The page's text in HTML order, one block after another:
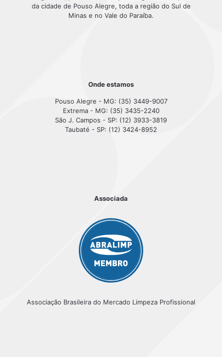
da cidade de Pouso Alegre, toda a região do Sul de
Minas e no Vale do Paraíba.
Onde estamos
Pouso Alegre - MG: (35) 3449-9007
Extrema - MG: (35) 3435-2240
São J. Campos - SP: (12) 3933-3819
Taubaté - SP: (12) 3424-8952
Associada
Associação Brasileira do Mercado Limpeza Profissional